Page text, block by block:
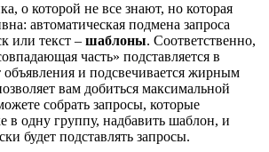
о которой не все знают, но которая
автоматическая подмена запроса
или текст – шаблоны. Соответственно,
часть» подставляется в
объявления и подсвечивается жирным
вам добиться максимальной
собрать запросы, которые
в одну группу, надбавить шаблон, и
будет подставлять запросы.